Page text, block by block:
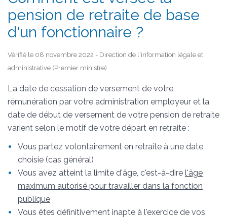
pension de retraite de base
d'un fonctionnaire ?
Vérifié le 08 novembre 2022 - Direction de l'information légale et
administrative (Premier ministre)
La date de cessation de versement de votre
rémunération par votre administration employeur et la
date de début de versement de votre pension de retraite
varient selon le motif de votre départ en retraite :
Vous partez volontairement en retraite à une date
choisie (cas général)
Vous avez atteint la limite d'âge, c'est-à-dire l'âge
maximum autorisé pour travailler dans la fonction
publique
Vous êtes définitivement inapte à l'exercice de vos